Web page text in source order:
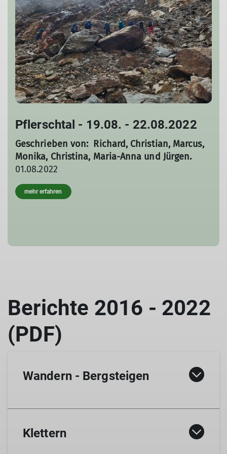
Pflerschtal - 19.08. - 22.08.2022
Geschrieben von: Richard, Christian, Marcus,
Monika, Christina, Maria-Anna und Jürgen.
01.08.2022
mehr erfahren
Wandern - Bergsteigen
Klettern